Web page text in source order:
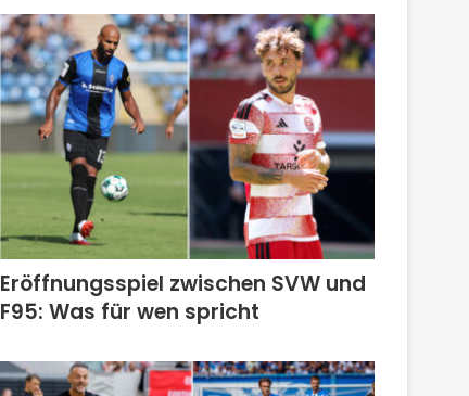
Eröffnungsspiel zwischen SVW und
F95: Was für wen spricht